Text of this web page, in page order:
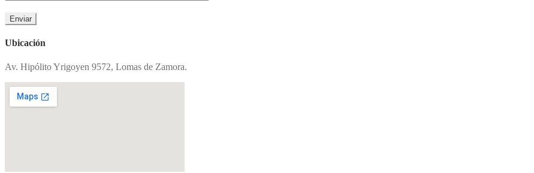
Ubicación
Av. Hipólito Yrigoyen 9572, Lomas de Zamora.